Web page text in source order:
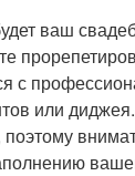
ваш
с
или